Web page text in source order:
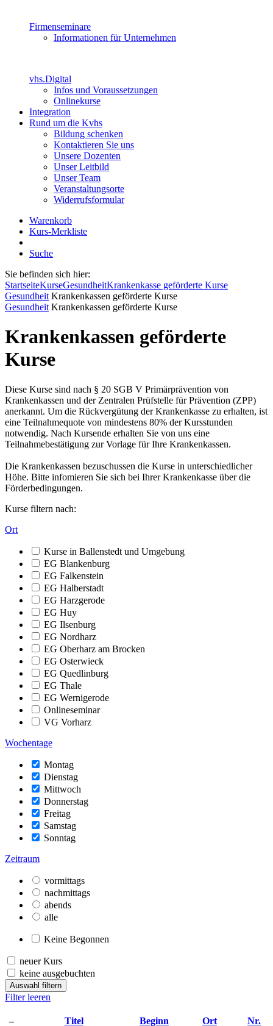
Firmenseminare
Informationen für Unternehmen
vhs.Digital
Infos und Voraussetzungen
Onlinekurse
Integration
Rund um die Kvhs
Bildung schenken
Kontaktieren Sie uns
Unsere Dozenten
Unser Leitbild
Unser Team
Veranstaltungsorte
Widerrufsformular
Warenkorb
Kurs-Merkliste
Suche
Sie befinden sich hier:
StartseiteKurseGesundheitKrankenkasse geförderte Kurse
Gesundheit Krankenkassen geförderte Kurse
Gesundheit Krankenkassen geförderte Kurse
Krankenkassen geförderte
Kurse
Diese Kurse sind nach § 20 SGB V Primärprävention von
Krankenkassen und der Zentralen Prüfstelle für Prävention (ZPP)
anerkannt. Um die Rückvergütung der Krankenkasse zu erhalten, ist
eine Teilnahmequote von mindestens 80% der Kursstunden
notwendig. Nach Kursende erhalten Sie von uns eine
Teilnahmebestätigung zur Vorlage für Ihre Krankenkassen.
Die Krankenkassen bezuschussen die Kurse in unterschiedlicher
Höhe. Bitte infomieren Sie sich bei Ihrer Krankenkasse über die
Förderbedingungen.
Kurse filtern nach:
Ort
Kurse in Ballenstedt und Umgebung
EG Blankenburg
EG Falkenstein
EG Halberstadt
EG Harzgerode
EG Huy
EG Ilsenburg
EG Nordharz
EG Oberharz am Brocken
EG Osterwieck
EG Quedlinburg
EG Thale
EG Wernigerode
Onlineseminar
VG Vorharz
Wochentage
Montag
Dienstag
Mittwoch
Donnerstag
Freitag
Samstag
Sonntag
Zeitraum
vormittags
nachmittags
abends
alle
Keine Begonnen
neuer Kurs
keine ausgebuchten
Auswahl filtern
Filter leeren
– Titel Beginn Ort Nr.